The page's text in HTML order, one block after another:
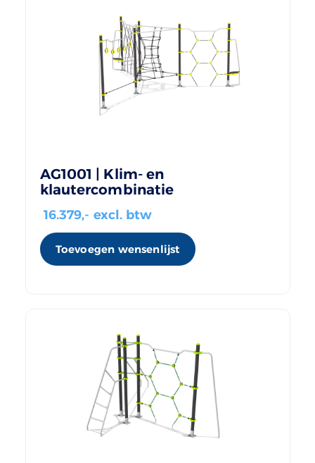
AG1001 | Klim- en
klautercombinatie
16.379,- excl. btw
Toevoegen wensenlijst